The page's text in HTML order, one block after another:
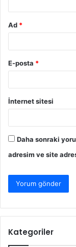
Ad *
E-posta *
İnternet sitesi
Daha sonraki
adresim ve site
Kategoriler